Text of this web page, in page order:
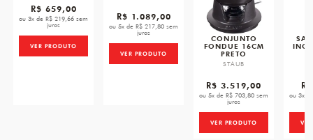
R$ 659,00
ou 3x de R$ 219,66 sem
juros
VER PRODUTO
R$ 1.089,00
ou 5x de R$ 217,80 sem
juros
VER PRODUTO
CONJUNTO
FONDUE 16CM
PRETO
STAUB
R$ 3.519,00
ou 5x de R$ 703,80 sem
juros
VER PRODUTO
ou 3x